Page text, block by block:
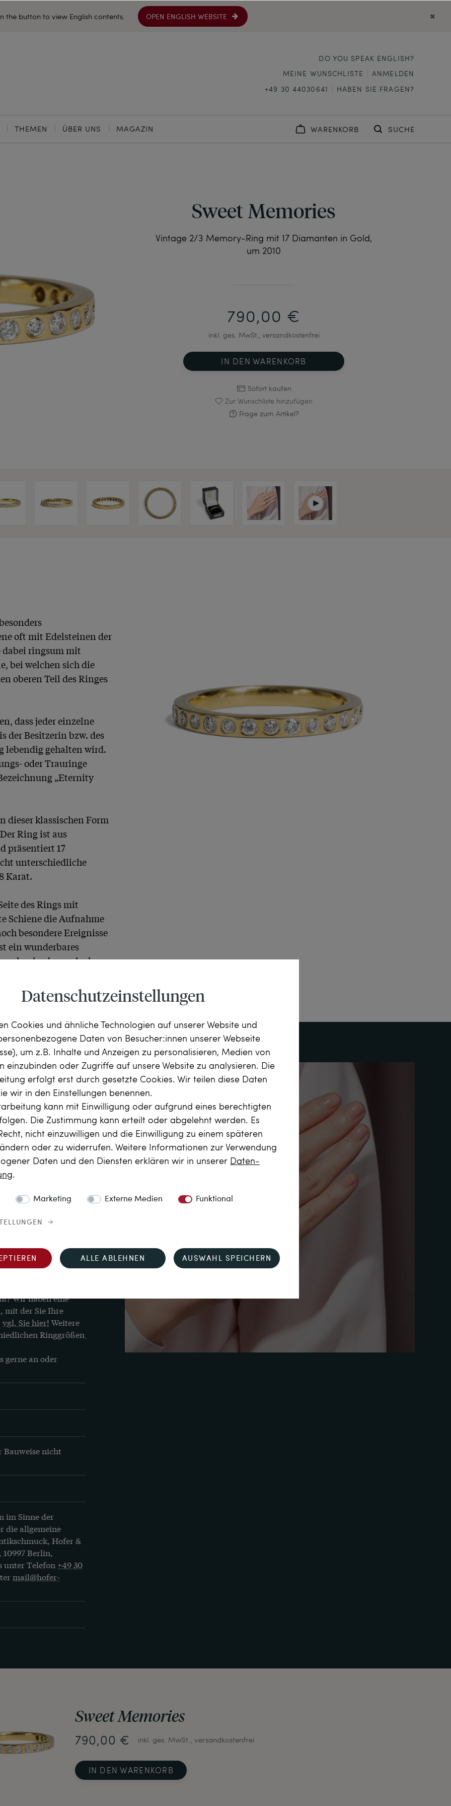
the button to view English contents. OPEN ENGLISH WEBSITE
DO YOU SPEAK ENGLISH?
MEINE WUNSCHLISTE
ANMELDEN
+49 30 44030641
HABEN SIE FRAGEN?
THEMEN ÜBER UNS MAGAZIN WARENKORB SUCHE
Sweet Memories
Vintage 2/3 Memory-Ring mit 17 Diamanten in Gold,
um 2010
790,00 €
inkl. ges. MwSt., versandkostenfrei
IN DEN WARENKORB
Sofort kaufen
Zur Wunschliste hinzufügen
Frage zum Artikel?
oft mit Edelsteinen der
dabei ringsum mit
bei welchen sich die
oberen Teil des Ringes
dass jeder einzelne
der Besitzerin bzw. des
lebendig gehalten wird.
oder Trauringe
„Eternity
dieser klassischen Form
Ring ist aus
präsentiert 17
unterschiedliche
Karat.
des Rings mit
Schiene die Aufnahme
besondere Ereignisse
ein wunderbares
oder auch als
zus. ca. 0,38 ct,
vsi
Karat
„eS“
ca. UK P, US 7½ to
seiner
Goldschmied in
Wir haben eine
mit der Sie Ihre
vgl. Sie hier! Weitere
Ringgrößen
gerne an oder
Bauweise nicht
im Sinne der
die allgemeine
Hofer &
10997 Berlin,
unter Telefon +49 30
mail@hofer-
Sweet Memories
790,00 € inkl. ges. MwSt., versandkostenfrei
IN DEN WARENKORB
Datenschutzeinstellungen
Cookies und ähnliche Technologien auf unserer Website und
Daten von Besucher:innen unserer Webseite
um z.B. Inhalte und Anzeigen zu personalisieren, Medien von
einzubinden oder Zugriffe auf unsere Website zu analysieren. Die
erfolgt erst durch gesetzte Cookies. Wir teilen diese Daten
wir in den Einstellungen benennen.
kann mit Einwilligung oder aufgrund eines berechtigten
Die Zustimmung kann erteilt oder abgelehnt werden. Es
nicht einzuwilligen und die Einwilligung zu einem späteren
oder zu widerrufen. Weitere Informationen zur Verwendung
Daten und den Diensten erklären wir in unserer Daten­
.
Marketing Externe Medien Funktional
ALLE ABLEHNEN AUSWAHL SPEICHERN